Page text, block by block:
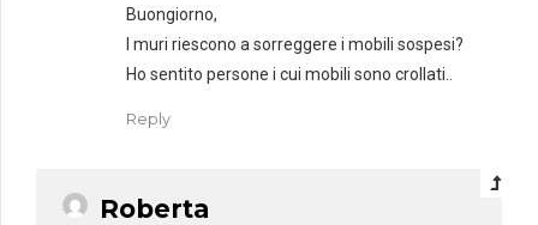
Buongiorno,
I muri riescono a sorreggere i mobili sospesi?
Ho sentito persone i cui mobili sono crollati..
Reply
Roberta